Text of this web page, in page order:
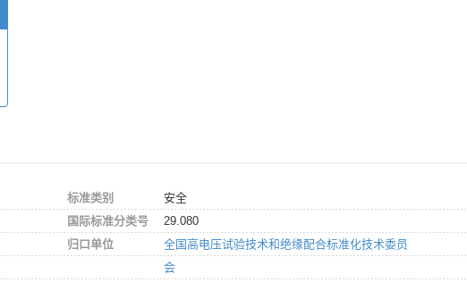
标准类别
安全
国际标准分类号
29.080
归口单位
全国高电压试验技术和绝缘配合标准化技术委员
会